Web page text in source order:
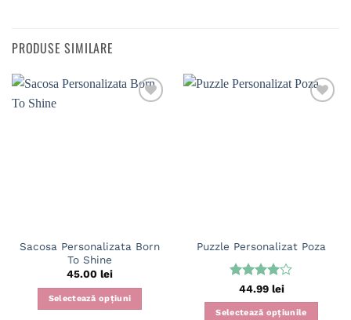
PRODUSE SIMILARE
Sacosa Personalizata Born
To Shine
45.00 lei
Selectează opțiuni
Puzzle Personalizat Poza
Evaluat
la4din
5
44.99 lei
Selectează opțiunile